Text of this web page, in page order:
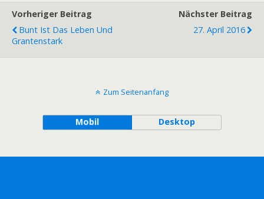
Vorheriger Beitrag
Bunt Ist Das Leben Und
Grantenstark
Nächster Beitrag
27. April 2016
Zum Seitenanfang
Mobil Desktop